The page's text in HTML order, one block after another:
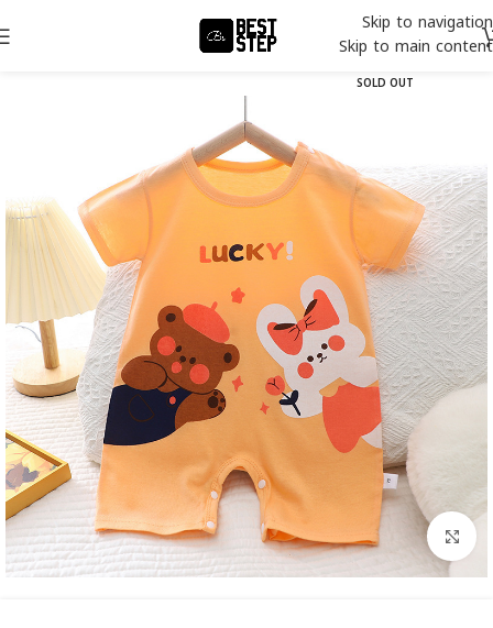
Skip to navigation
Skip to main content
SOLD OUT
Click to enlarge